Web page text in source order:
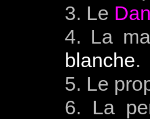
3. Le
4. La
blanche.
5. Le
6. La